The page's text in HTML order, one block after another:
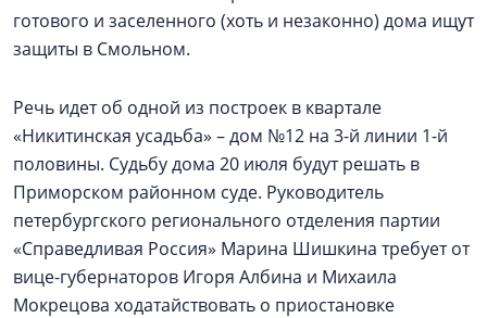
готового и заселенного (хоть и незаконно) дома ищут
защиты в Смольном.
Речь идет об одной из построек в квартале
«Никитинская усадьба» – дом №12 на 3-й линии 1-й
половины. Судьбу дома 20 июля будут решать в
Приморском районном суде. Руководитель
петербургского регионального отделения партии
«Справедливая Россия» Марина Шишкина требует от
вице-губернаторов Игоря Албина и Михаила
Мокрецова ходатайствовать о приостановке